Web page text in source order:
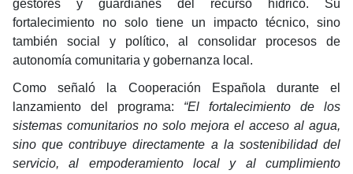
gestores y guardianes del recurso hídrico. Su
fortalecimiento no solo tiene un impacto técnico, sino
también social y político, al consolidar procesos de
autonomía comunitaria y gobernanza local.
Como señaló la Cooperación Española durante el
lanzamiento del programa: “El fortalecimiento de los
sistemas comunitarios no solo mejora el acceso al agua,
sino que contribuye directamente a la sostenibilidad del
servicio, al empoderamiento local y al cumplimiento